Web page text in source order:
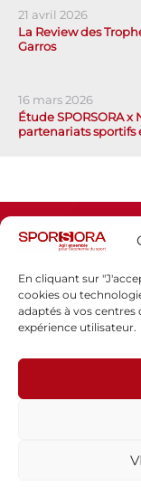
En cliquant sur
cookies ou
adaptés à vos
expérience utilisateur.
21 avril 2026
La Review des
Garros
16 mars 2026
Étude SPORSORA
partenariats sportifs